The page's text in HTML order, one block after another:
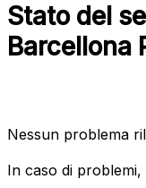
Stato del
Barcellona
Nessun problema
In caso di problemi,